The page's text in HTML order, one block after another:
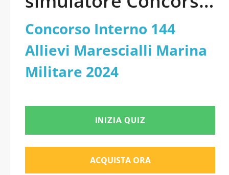
Interno 144 Allievi
Marescialli Marina
Militare 2024
Concorso Interno 144
Allievi Marescialli Marina
Militare 2024
INIZIA QUIZ
ACQUISTA ORA